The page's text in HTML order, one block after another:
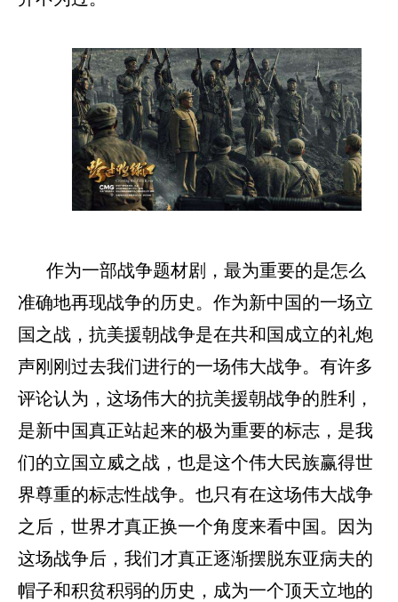
作为一部战争题材剧，最为重要的是怎么
准确地再现战争的历史。作为新中国的一场立
国之战，抗美援朝战争是在共和国成立的礼炮
声刚刚过去我们进行的一场伟大战争。有许多
评论认为，这场伟大的抗美援朝战争的胜利，
是新中国真正站起来的极为重要的标志，是我
们的立国立威之战，也是这个伟大民族赢得世
界尊重的标志性战争。也只有在这场伟大战争
之后，世界才真正换一个角度来看中国。因为
这场战争后，我们才真正逐渐摆脱东亚病夫的
帽子和积贫积弱的历史，成为一个顶天立地的